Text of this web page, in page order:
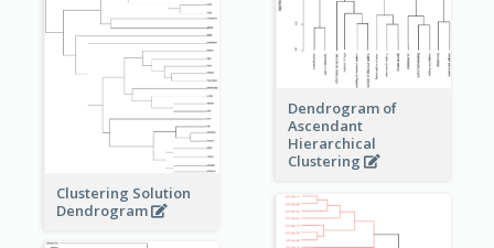
Clustering Solution
Dendrogram
Dendrogram of
Ascendant
Hierarchical
Clustering